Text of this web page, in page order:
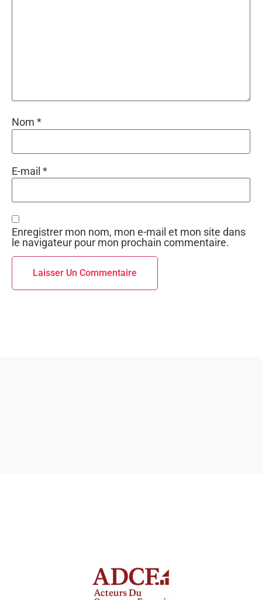
Nom *
E-mail *
Enregistrer mon nom, mon e-mail et mon site dans
le navigateur pour mon prochain commentaire.